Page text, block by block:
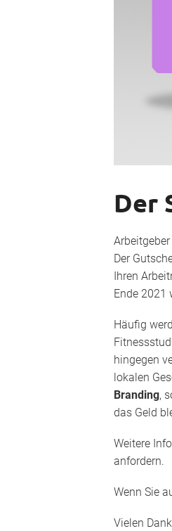
Der
Der
Ihren
Ende 2021
Häufig
hingegen
lokalen
Branding,
das Geld
Weitere
anfordern.
Wenn Sie
Vielen